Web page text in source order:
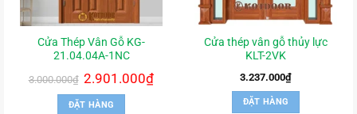
Cửa Thép Vân Gỗ KG-
21.04.04A-1NC
3.000.000₫ Giá
gốc
là:
3.000.000₫.
2.901.000₫Giá
ĐẶT HÀNG
Cửa thép vân gỗ thủy lực
KLT-2VK
3.237.000₫
ĐẶT HÀNG